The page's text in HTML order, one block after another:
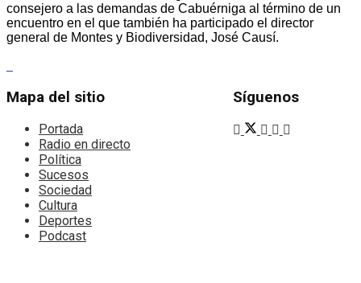
consejero a las demandas de Cabuérniga al término de un
encuentro en el que también ha participado el director
general de Montes y Biodiversidad, José Causí.
Mapa del sitio
Portada
Radio en directo
Política
Sucesos
Sociedad
Cultura
Deportes
Podcast
Síguenos